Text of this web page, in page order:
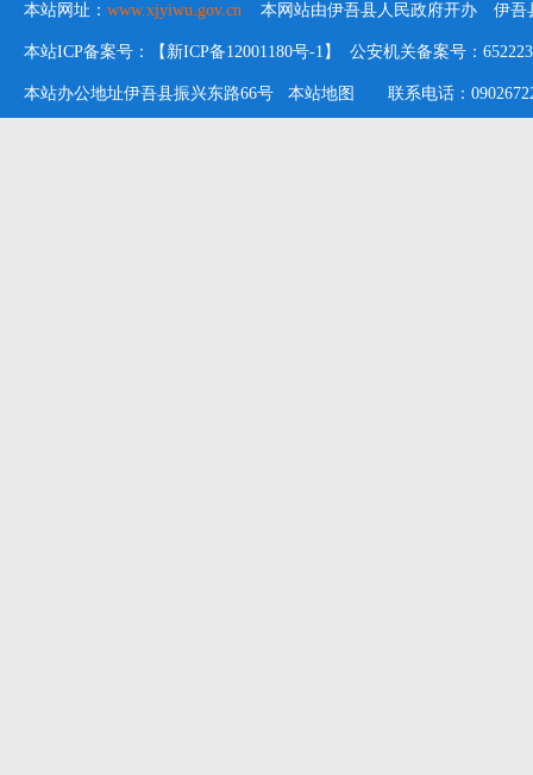
本站网址： www.xjyiwu.gov.cn 本网站由伊吾县人民政府开办 伊吾
本站ICP备案号：【新ICP备12001180号-1】 公安机关备案号：
本站办公地址伊吾县振兴东路66号 本站地图 联系电话：